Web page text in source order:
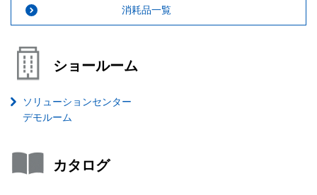
消耗品一覧
ショールーム
ソリューションセンター
デモルーム
カタログ